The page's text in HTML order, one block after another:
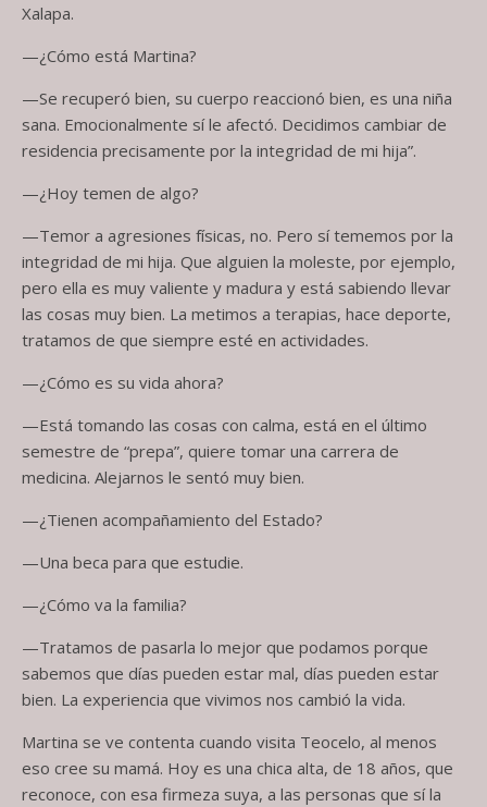
Xalapa.
—¿Cómo está Martina?
—Se recuperó bien, su cuerpo reaccionó bien, es una niña
sana. Emocionalmente sí le afectó. Decidimos cambiar de
residencia precisamente por la integridad de mi hija”.
—¿Hoy temen de algo?
—Temor a agresiones físicas, no. Pero sí tememos por la
integridad de mi hija. Que alguien la moleste, por ejemplo,
pero ella es muy valiente y madura y está sabiendo llevar
las cosas muy bien. La metimos a terapias, hace deporte,
tratamos de que siempre esté en actividades.
—¿Cómo es su vida ahora?
—Está tomando las cosas con calma, está en el último
semestre de “prepa”, quiere tomar una carrera de
medicina. Alejarnos le sentó muy bien.
—¿Tienen acompañamiento del Estado?
—Una beca para que estudie.
—¿Cómo va la familia?
—Tratamos de pasarla lo mejor que podamos porque
sabemos que días pueden estar mal, días pueden estar
bien. La experiencia que vivimos nos cambió la vida.
Martina se ve contenta cuando visita Teocelo, al menos
eso cree su mamá. Hoy es una chica alta, de 18 años, que
reconoce, con esa firmeza suya, a las personas que sí la